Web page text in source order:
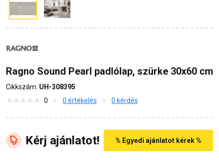
Ragno Sound Pearl padlólap, szürke 30x60 cm
Cikkszám: UH-308395
0
0 értékelés 0 kérdés
% Egyedi ajánlatot kérek %
Kérj ajánlatot!